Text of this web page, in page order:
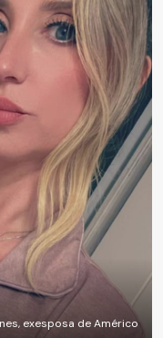
exesposa de Américo